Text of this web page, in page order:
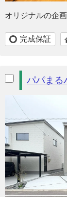
オリジナルの企
完成保証
パパまる